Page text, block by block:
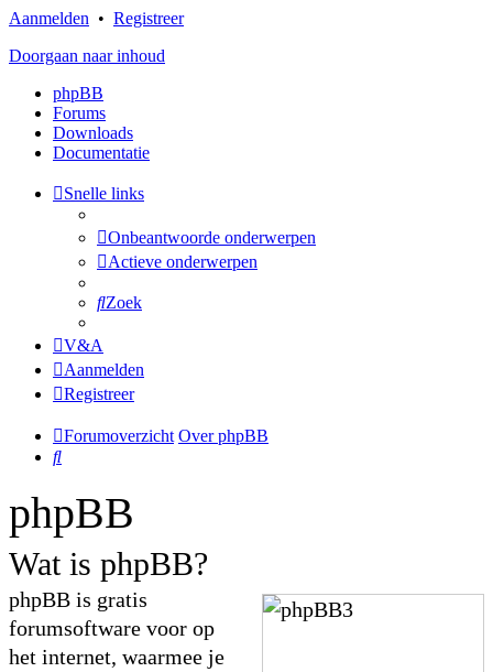
Aanmelden • Registreer
Doorgaan naar inhoud
phpBB
Forums
Downloads
Documentatie
Snelle links
Onbeantwoorde onderwerpen
Actieve onderwerpen
Zoek
V&A
Aanmelden
Registreer
Forumoverzicht Over phpBB
Zoek
phpBB
Wat is phpBB?
phpBB is gratis
forumsoftware voor op
het internet, waarmee je